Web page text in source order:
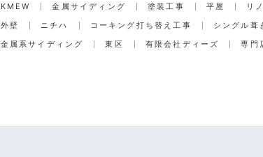
KMEW
金属サイディング 塗装工事 平屋 リ
外壁
ニチハ コーキング打ち替え工事 シングル葺
金属系サイディング
東区 有限会社ディーズ 専門